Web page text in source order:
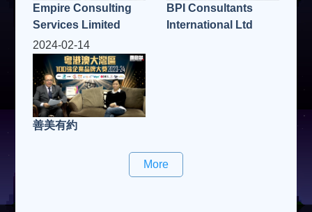
Empire Consulting
Services Limited
BPI Consultants
International Ltd
2024-02-14
善美有約
More